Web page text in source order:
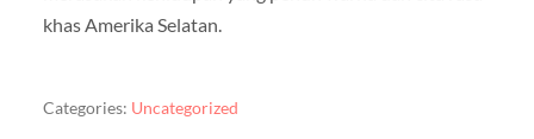
khas Amerika Selatan.
Categories: Uncategorized